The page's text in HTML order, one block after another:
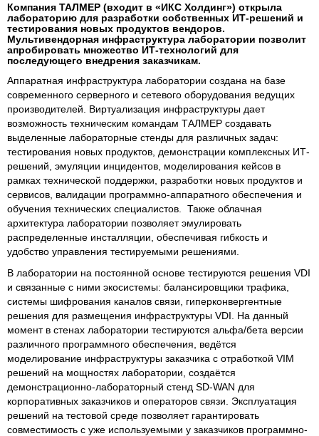
Компания ТАЛМЕР (входит в «ИКС Холдинг») открыла
лабораторию для разработки собственных ИТ-решений и
тестирования новых продуктов вендоров.
Мультивендорная инфраструктура лаборатории позволит
апробировать множество ИТ-технологий для
последующего внедрения заказчикам.
Аппаратная инфраструктура лаборатории создана на базе
современного серверного и сетевого оборудования ведущих
производителей. Виртуализация инфраструктуры дает
возможность техническим командам ТАЛМЕР создавать
выделенные лабораторные стенды для различных задач:
тестирования новых продуктов, демонстрации комплексных ИТ-
решений, эмуляции инцидентов, моделирования кейсов в
рамках технической поддержки, разработки новых продуктов и
сервисов, валидации программно-аппаратного обеспечения и
обучения технических специалистов. Также облачная
архитектура лаборатории позволяет эмулировать
распределенные инсталляции, обеспечивая гибкость и
удобство управления тестируемыми решениями.
В лаборатории на постоянной основе тестируются решения VDI
и связанные с ними экосистемы: балансировщики трафика,
системы шифрования каналов связи, гиперконвергентные
решения для размещения инфраструктуры VDI. На данный
момент в стенах лаборатории тестируются альфа/бета версии
различного программного обеспечения, ведётся
моделирование инфраструктуры заказчика с отработкой VIM
решений на мощностях лаборатории, создаётся
демонстрационно-лабораторный стенд SD-WAN для
корпоративных заказчиков и операторов связи. Эксплуатация
решений на тестовой среде позволяет гарантировать
совместимость с уже используемыми у заказчиков программно-